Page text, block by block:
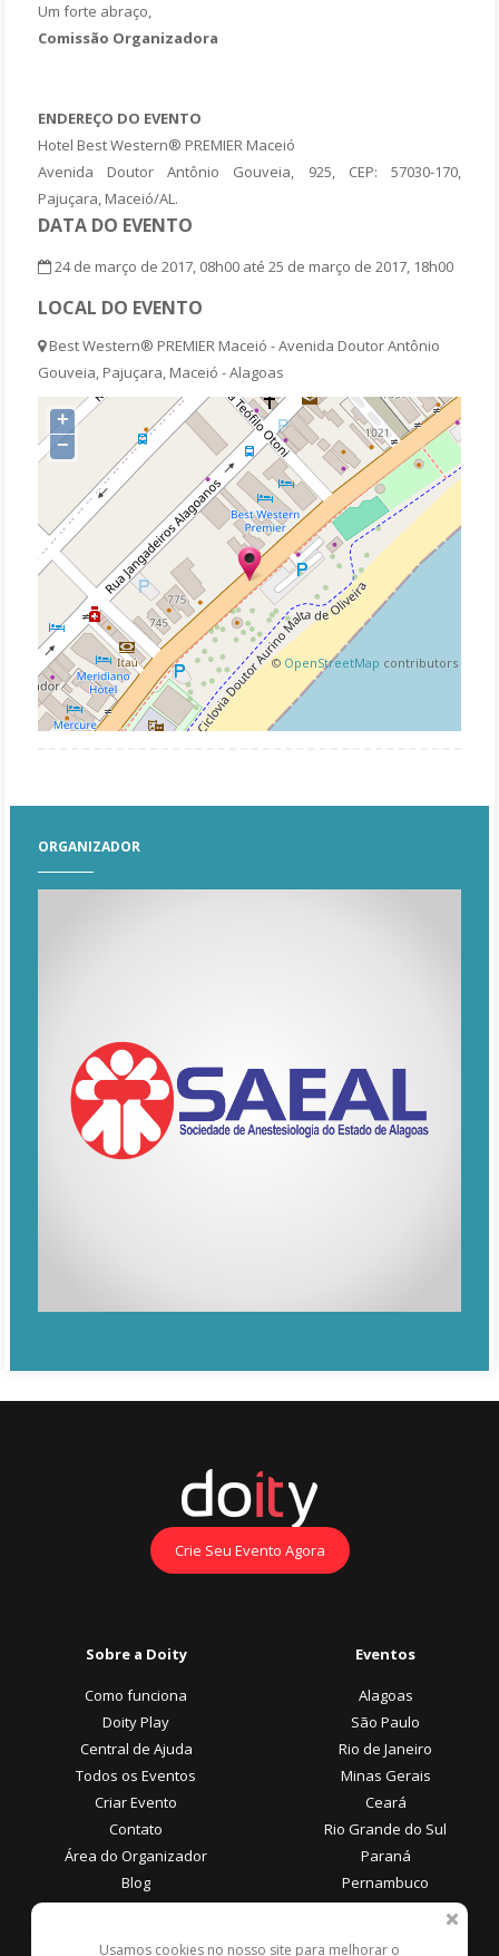
Um forte abraço,
Comissão Organizadora
ENDEREÇO DO EVENTO
Hotel Best Western® PREMIER Maceió
Avenida Doutor Antônio Gouveia, 925, CEP: 57030-170,
Pajuçara, Maceió/AL.
DATA DO EVENTO
24 de março de 2017, 08h00 até 25 de março de 2017, 18h00
LOCAL DO EVENTO
Best Western® PREMIER Maceió - Avenida Doutor Antônio
Gouveia, Pajuçara, Maceió - Alagoas
+
−
© OpenStreetMap contributors
ORGANIZADOR
Crie Seu Evento Agora
Sobre a Doity
Como funciona
Doity Play
Central de Ajuda
Todos os Eventos
Criar Evento
Contato
Área do Organizador
Blog
Eventos
Alagoas
São Paulo
Rio de Janeiro
Minas Gerais
Ceará
Rio Grande do Sul
Paraná
Pernambuco
Área do Participante Formas de Pagamento
Usamos cookies no nosso site para melhorar o